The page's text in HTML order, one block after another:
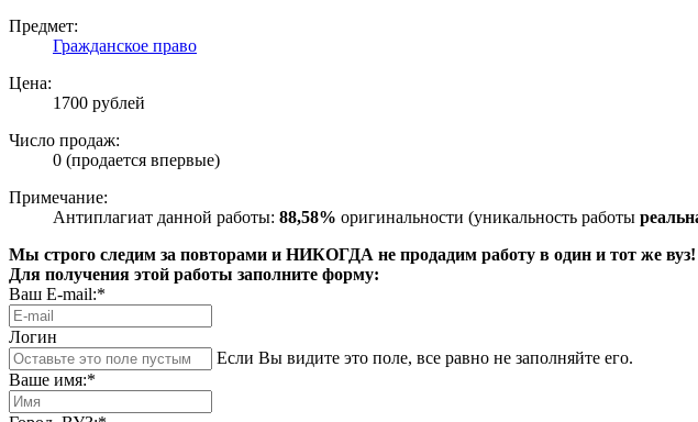
Предмет:
Гражданское право
Цена:
1700 рублей
Число продаж:
0 (продается впервые)
Примечание:
Антиплагиат данной работы: 88,58% оригинальности (уникальность работы
Мы строго следим за повторами и НИКОГДА не продадим работу в один и тот же вуз!
Для получения этой работы заполните форму:
Ваш E-mail:*
Логин
Если Вы видите это поле, все равно не заполняйте его.
Ваше имя:*